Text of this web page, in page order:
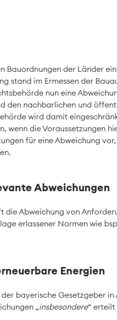
Bauordnungen der Länder
stand im Ermessen der
nun eine
den nachbarlichen und
wird damit
wenn die Voraussetzungen
für eine Abweichung
Abweichungen
die Abweichung von
erlassener Normen wie
Energien
bayerische Gesetzgeber in
„insbesondere“ erteilt